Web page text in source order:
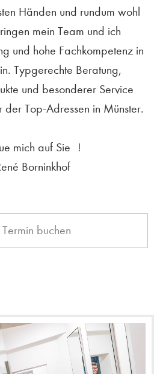
Händen und rundum wohl
mein Team und ich
und hohe Fachkompetenz in
Typgerechte Beratung,
und besonderer Service
der Top-Adressen in Münster.
mich auf Sie !
Borninkhof
Termin buchen